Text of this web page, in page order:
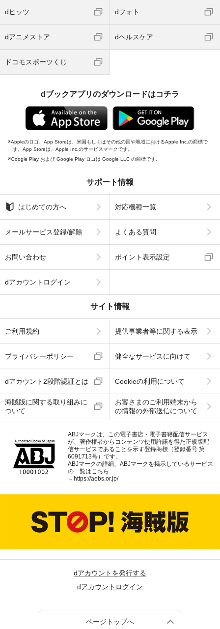
dヒッツ dフォト
dアニメストア dヘルスケア
ドコモスポーツくじ
dブックアプリのダウンロードはコチラ
Appleのロゴ、App Storeは、米国もしくはその他の国や地域におけるApple Inc.の商標で
す。App Storeは、Apple Inc.のサービスマークです。
Google Play および Google Play ロゴは Google LLC の商標です。
サポート情報
はじめての方へ 対応機種一覧
メールサービス登録/解除 よくある質問
お問い合わせ ポイント表示設定
dアカウントログイン
サイト情報
ご利用規約 提供事業者等に関する表示
プライバシーポリシー 健全なサービスに向けて
dアカウント2段階認証とは Cookieの利用について
海賊版に関する取り組みに
ついて
お客さまのご利用端末から
の情報の外部送信について
ABJマークは、この電子書店・電子書籍配信サービス
が、著作権者からコンテンツ使用許諾を得た正規版配
信サービスであることを示す登録商標（登録番号 第
6091713号）です。
ABJマークの詳細、ABJマークを掲示しているサービス
の一覧はこちら
→ https://aebs.or.jp/
dアカウントを発行する
dアカウントログイン
ページトップへ